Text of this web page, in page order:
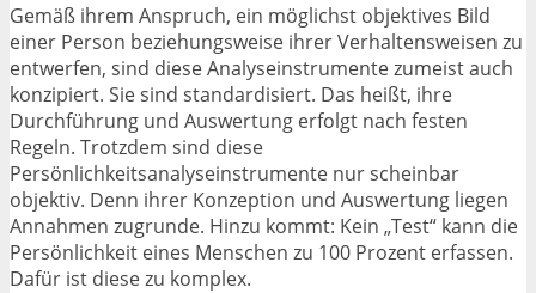
Gemäß ihrem Anspruch, ein möglichst objektives Bild
einer Person beziehungsweise ihrer Verhaltensweisen zu
entwerfen, sind diese Analyseinstrumente zumeist auch
konzipiert. Sie sind standardisiert. Das heißt, ihre
Durchführung und Auswertung erfolgt nach festen
Regeln. Trotzdem sind diese
Persönlichkeitsanalyseinstrumente nur scheinbar
objektiv. Denn ihrer Konzeption und Auswertung liegen
Annahmen zugrunde. Hinzu kommt: Kein „Test“ kann die
Persönlichkeit eines Menschen zu 100 Prozent erfassen.
Dafür ist diese zu komplex.